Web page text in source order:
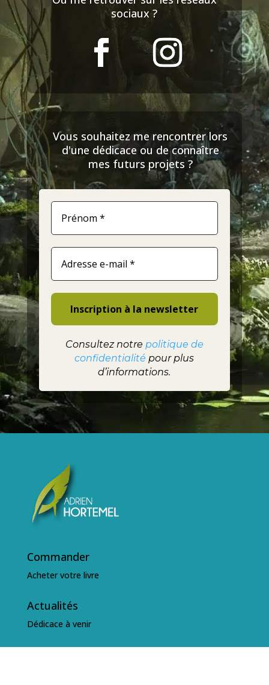
sociaux ?
Vous souhaitez me rencontrer lors
d'une dédicace ou de connaître
mes futurs projets ?
Consultez notre politique de
confidentialité pour plus
d’informations.
Commander
Acheter votre livre
Actualités
Dédicace à venir